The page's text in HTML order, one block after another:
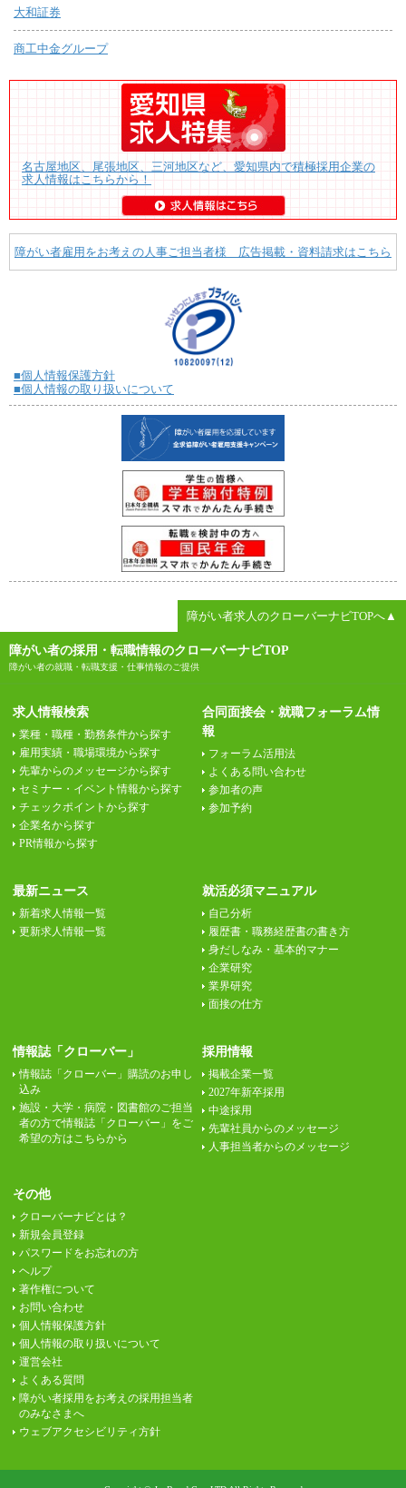
大和証券
商工中金グループ
名古屋地区、尾張地区、三河地区など、愛知県内で積極採用企業の
求人情報はこちらから！
障がい者雇用をお考えの人事ご担当者様 広告掲載・資料請求はこちら
■個人情報保護方針
■個人情報の取り扱いについて
障がい者求人のクローバーナビTOPへ▲
障がい者の採用・転職情報のクローバーナビTOP
障がい者の就職・転職支援・仕事情報のご提供
求人情報検索
業種・職種・勤務条件から探す
雇用実績・職場環境から探す
先輩からのメッセージから探す
セミナー・イベント情報から探す
チェックポイントから探す
企業名から探す
PR情報から探す
合同面接会・就職フォーラム情
報
フォーラム活用法
よくある問い合わせ
参加者の声
参加予約
最新ニュース
新着求人情報一覧
更新求人情報一覧
就活必須マニュアル
自己分析
履歴書・職務経歴書の書き方
身だしなみ・基本的マナー
企業研究
業界研究
面接の仕方
情報誌「クローバー」
情報誌「クローバー」購読のお申し
込み
施設・大学・病院・図書館のご担当
者の方で情報誌「クローバー」をご
希望の方はこちらから
採用情報
掲載企業一覧
2027年新卒採用
中途採用
先輩社員からのメッセージ
人事担当者からのメッセージ
その他
クローバーナビとは？
新規会員登録
パスワードをお忘れの方
ヘルプ
著作権について
お問い合わせ
個人情報保護方針
個人情報の取り扱いについて
運営会社
よくある質問
障がい者採用をお考えの採用担当者
のみなさまへ
ウェブアクセシビリティ方針